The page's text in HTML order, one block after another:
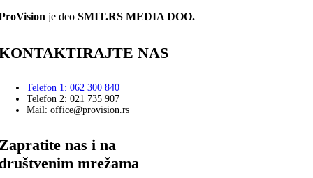
je deo SMIT.RS MEDIA DOO.
NAS
Telefon 1: 062 300 840
Telefon 2: 021 735 907
Mail: office@provision.rs
nas i na
mrežama